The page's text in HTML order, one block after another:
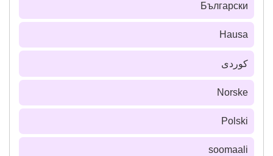
Български
Hausa
كوردی
Norske
Polski
soomaali